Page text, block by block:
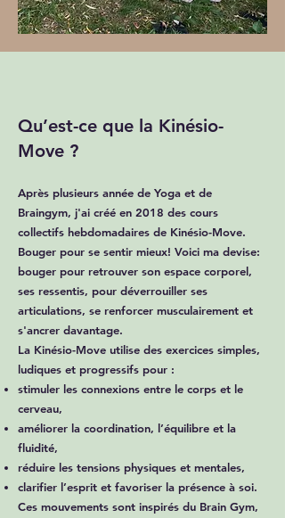
Qu’est-ce que la Kinésio-
Move ?
Après plusieurs année de Yoga et de
Braingym, j'ai créé en 2018 des cours
collectifs hebdomadaires de Kinésio-Move.
Bouger pour se sentir mieux! Voici ma devise:
bouger pour retrouver son espace corporel,
ses ressentis, pour déverrouiller ses
articulations, se renforcer musculairement et
s'ancrer davantage.
La Kinésio-Move utilise des exercices simples,
ludiques et progressifs pour :
stimuler les connexions entre le corps et le
cerveau,
améliorer la coordination, l’équilibre et la
fluidité,
réduire les tensions physiques et mentales,
clarifier l’esprit et favoriser la présence à soi.
Ces mouvements sont inspirés du Brain Gym,